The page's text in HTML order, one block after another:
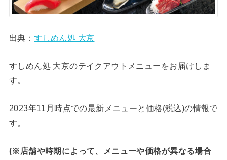
出典：すしめん処 大京
すしめん処 大京のテイクアウトメニューをお届けしま
す。
2023年11月時点での最新メニューと価格(税込)の情報で
す。
(※店舗や時期によって、メニューや価格が異なる場合